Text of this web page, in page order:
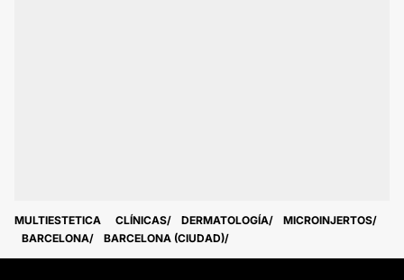
MULTIESTETICA CLÍNICAS DERMATOLOGÍA
MICROINJERTOS
BARCELONA
BARCELONA (CIUDAD)